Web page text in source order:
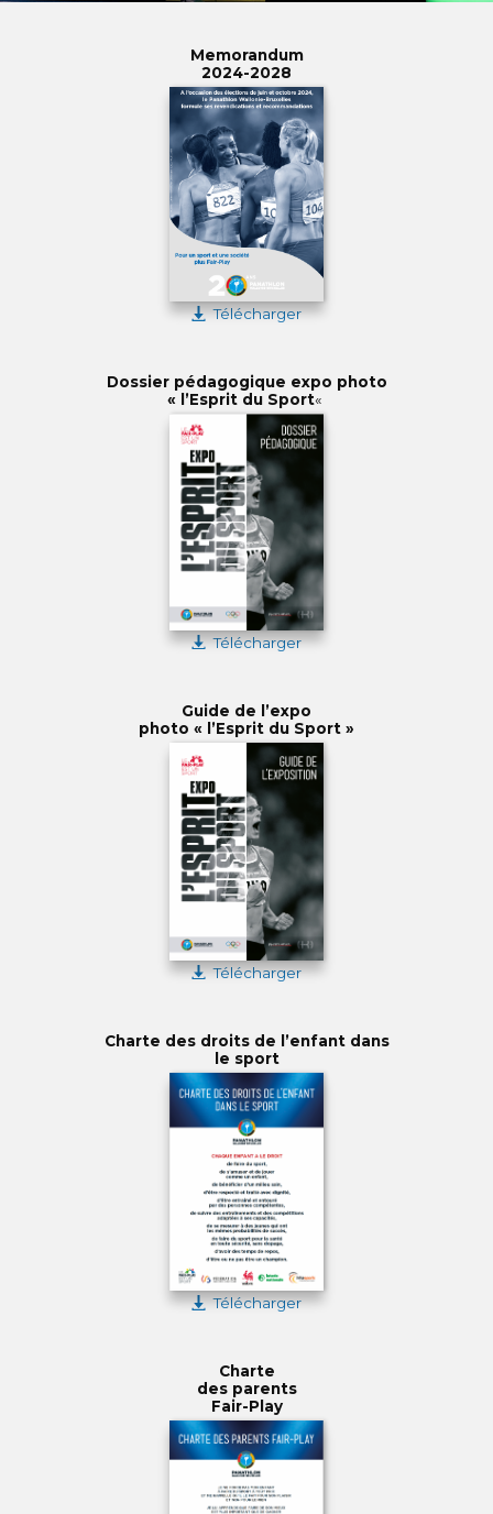
Memorandum
2024-2028
Télécharger
Dossier pédagogique expo photo
« l’Esprit du Sport«
Télécharger
Guide de l’expo
photo « l’Esprit du Sport »
Télécharger
Charte des droits de l’enfant dans
le sport
Télécharger
Charte
des parents
Fair-Play